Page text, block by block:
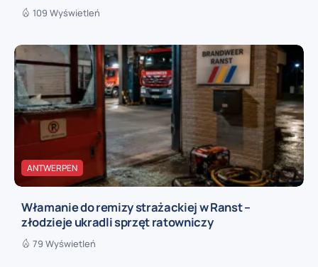
109 Wyświetleń
ANTWERPEN
Włamanie do remizy strażackiej w Ranst –
złodzieje ukradli sprzęt ratowniczy
79 Wyświetleń